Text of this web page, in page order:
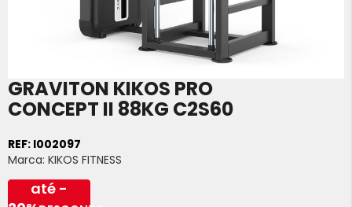
GRAVITON KIKOS PRO
CONCEPT II 88KG C2S60
REF: I002097
Marca: KIKOS FITNESS
até -
Saltar
para
o
da
Galeria
de
imagens